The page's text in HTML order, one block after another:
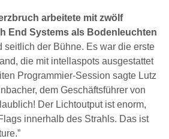
arbeitete mit zwölf
End Systems als Bodenleuchten
seitlich der Bühne. Es war die erste
die mit intellaspots ausgestattet
Programmier-Session sagte Lutz
dem Geschäftsführer von
Der Lichtoutput ist enorm,
innerhalb des Strahls. Das ist